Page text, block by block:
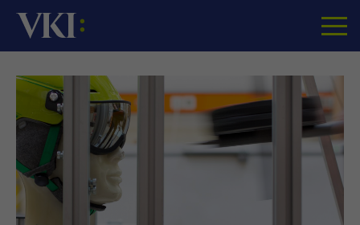
Startseite